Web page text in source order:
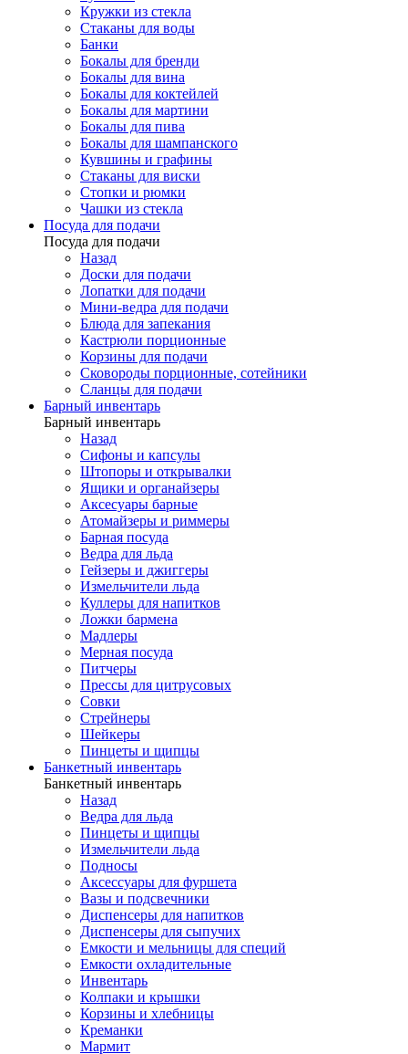
Кружки из стекла
Стаканы для воды
Банки
Бокалы для бренди
Бокалы для вина
Бокалы для коктейлей
Бокалы для мартини
Бокалы для пива
Бокалы для шампанского
Кувшины и графины
Стаканы для виски
Стопки и рюмки
Чашки из стекла
Посуда для подачи
Посуда для подачи
Назад
Доски для подачи
Лопатки для подачи
Мини-ведра для подачи
Блюда для запекания
Кастрюли порционные
Корзины для подачи
Сковороды порционные, сотейники
Сланцы для подачи
Барный инвентарь
Барный инвентарь
Назад
Сифоны и капсулы
Штопоры и открывалки
Ящики и органайзеры
Аксесуары барные
Атомайзеры и риммеры
Барная посуда
Ведра для льда
Гейзеры и джиггеры
Измельчители льда
Куллеры для напитков
Ложки бармена
Мадлеры
Мерная посуда
Питчеры
Прессы для цитрусовых
Совки
Стрейнеры
Шейкеры
Пинцеты и щипцы
Банкетный инвентарь
Банкетный инвентарь
Назад
Ведра для льда
Пинцеты и щипцы
Измельчители льда
Подносы
Аксессуары для фуршета
Вазы и подсвечники
Диспенсеры для напитков
Диспенсеры для сыпучих
Емкости и мельницы для специй
Емкости охладительные
Инвентарь
Колпаки и крышки
Корзины и хлебницы
Креманки
Мармит